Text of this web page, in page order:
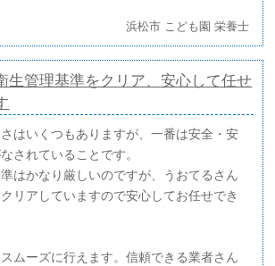
浜松市 こども園 栄養士
生管理基準をクリア、安心して任せ
はいくつもありますが、一番は安全・安
されていることです。
はかなり厳しいのですが、うおてるさん
リアしていますので安心してお任せでき
ムーズに行えます。信頼できる業者さん